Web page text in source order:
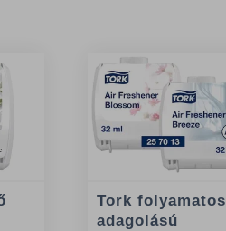
Tork folyamatos
adagolású